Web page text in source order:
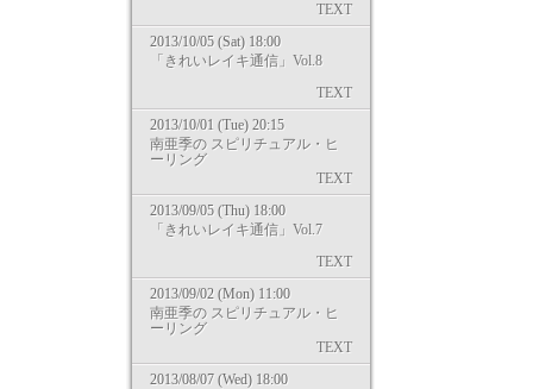
TEXT
2013/10/05 (Sat) 18:00
「きれいレイキ通信」Vol.8
TEXT
2013/10/01 (Tue) 20:15
南亜季の スピリチュアル・ヒ
ーリング
TEXT
2013/09/05 (Thu) 18:00
「きれいレイキ通信」Vol.7
TEXT
2013/09/02 (Mon) 11:00
南亜季の スピリチュアル・ヒ
ーリング
TEXT
2013/08/07 (Wed) 18:00